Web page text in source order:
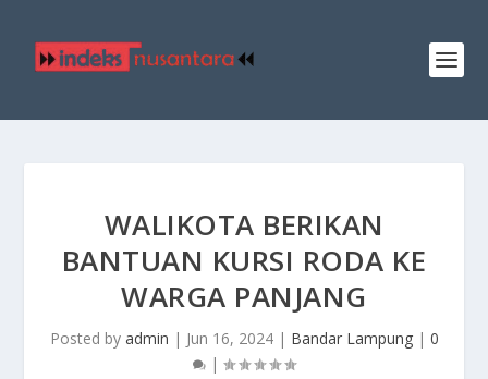
WALIKOTA BERIKAN
BANTUAN KURSI RODA KE
WARGA PANJANG
Posted by admin | Jun 16, 2024| Bandar Lampung| 0
|